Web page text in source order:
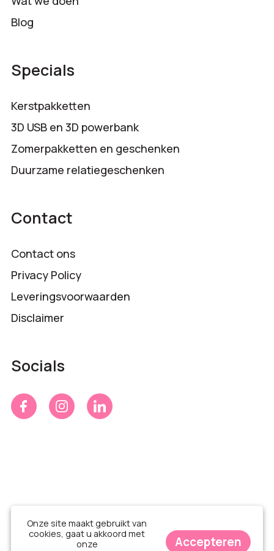
Blog
Specials
Kerstpakketten
3D USB en 3D powerbank
Zomerpakketten en geschenken
Duurzame relatiegeschenken
Contact
Contact ons
Privacy Policy
Leveringsvoorwaarden
Disclaimer
Socials
Onze site maakt gebruikt van
cookies, gaat u akkoord met
onze
Accepteren